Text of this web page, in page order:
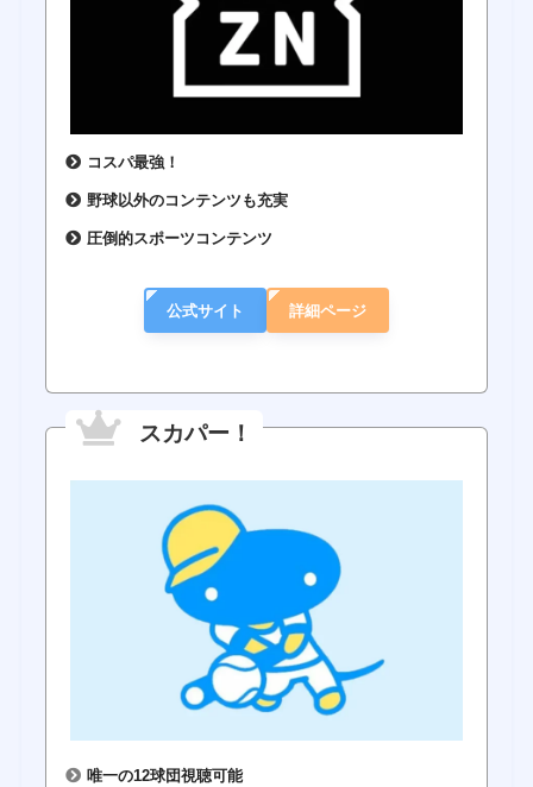
コスパ最強！
野球以外のコンテンツも充実
圧倒的スポーツコンテンツ
公式サイト 詳細ページ
スカパー！
唯一の12球団視聴可能